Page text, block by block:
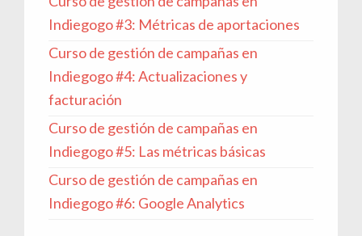
Indiegogo #3: Métricas de aportaciones
Curso de gestión de campañas en
Indiegogo #4: Actualizaciones y
facturación
Curso de gestión de campañas en
Indiegogo #5: Las métricas básicas
Curso de gestión de campañas en
Indiegogo #6: Google Analytics